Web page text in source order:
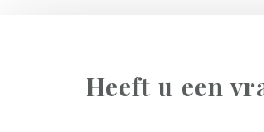
Heeft u een